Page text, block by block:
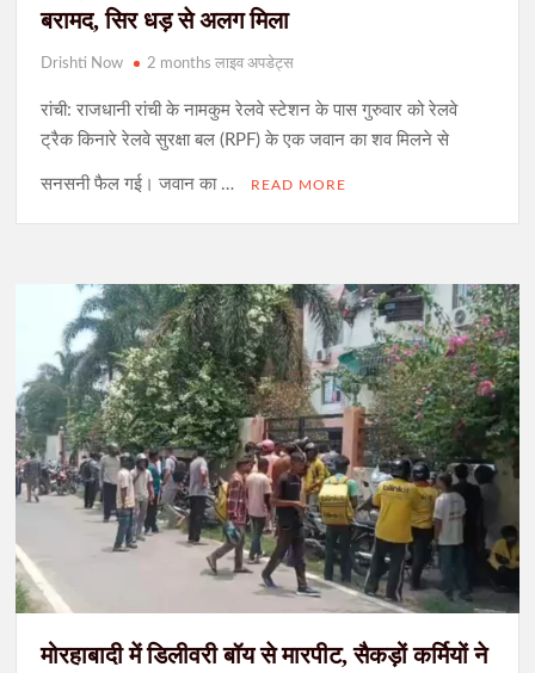
बरामद, सिर धड़ से अलग मिला
Drishti Now 2 months लाइव अपडेट्स
रांची: राजधानी रांची के नामकुम रेलवे स्टेशन के पास गुरुवार को रेलवे
ट्रैक किनारे रेलवे सुरक्षा बल (RPF) के एक जवान का शव मिलने से
सनसनी फैल गई। जवान का … READ MORE
मोरहाबादी में डिलीवरी बॉय से मारपीट, सैकड़ों कर्मियों ने